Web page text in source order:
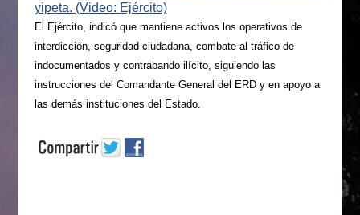
yipeta. (Video: Ejército)
El Ejército, indicó que mantiene activos los operativos de
interdicción, seguridad ciudadana, combate al tráfico de
indocumentados y contrabando ilícito, siguiendo las
instrucciones del Comandante General del ERD y en apoyo a
las demás instituciones del Estado.